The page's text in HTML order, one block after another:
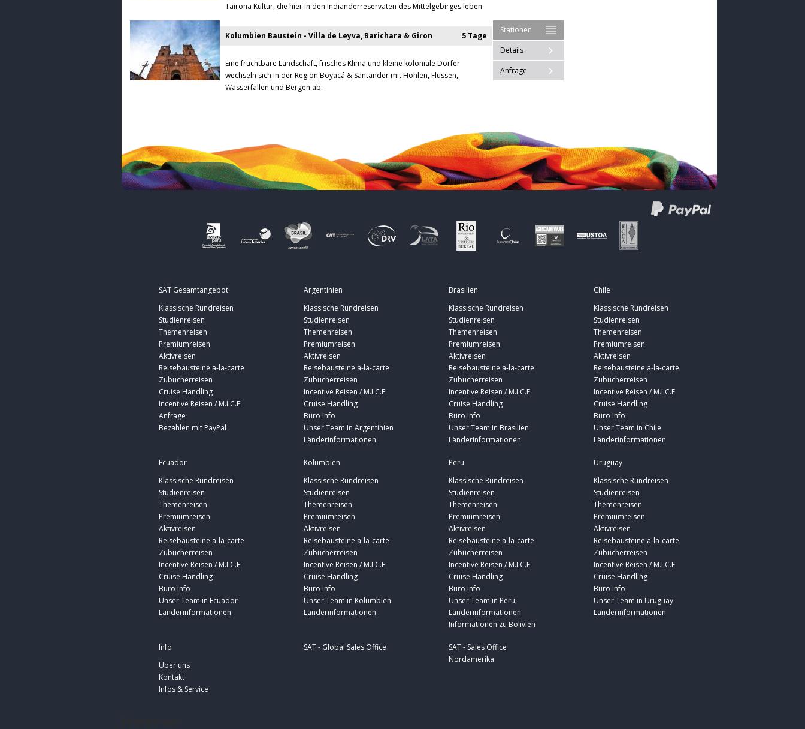
Tairona Kultur, die hier in den Indianderreservaten des Mittelgebirges leben.
Kolumbien Baustein - Villa de Leyva, Barichara & Giron 5 Tage
Eine fruchtbare Landschaft, frisches Klima und kleine koloniale Dörfer
wechseln sich in der Region Boyacá & Santander mit Höhlen, Flüssen,
Wasserfällen und Bergen ab.
Stationen
Details
Anfrage
SAT Gesamtangebot
Klassische Rundreisen
Studienreisen
Themenreisen
Premiumreisen
Aktivreisen
Reisebausteine a-la-carte
Zubucherreisen
Cruise Handling
Incentive Reisen / M.I.C.E
Anfrage
Bezahlen mit PayPal
Argentinien
Klassische Rundreisen
Studienreisen
Themenreisen
Premiumreisen
Aktivreisen
Reisebausteine a-la-carte
Zubucherreisen
Incentive Reisen / M.I.C.E
Cruise Handling
Büro Info
Unser Team in Argentinien
Länderinformationen
Brasilien
Klassische Rundreisen
Studienreisen
Themenreisen
Premiumreisen
Aktivreisen
Reisebausteine a-la-carte
Zubucherreisen
Incentive Reisen / M.I.C.E
Cruise Handling
Büro Info
Unser Team in Brasilien
Länderinformationen
Chile
Klassische Rundreisen
Studienreisen
Themenreisen
Premiumreisen
Aktivreisen
Reisebausteine a-la-carte
Zubucherreisen
Incentive Reisen / M.I.C.E
Cruise Handling
Büro Info
Unser Team in Chile
Länderinformationen
Ecuador
Klassische Rundreisen
Studienreisen
Themenreisen
Premiumreisen
Aktivreisen
Reisebausteine a-la-carte
Zubucherreisen
Incentive Reisen / M.I.C.E
Cruise Handling
Büro Info
Unser Team in Ecuador
Länderinformationen
Kolumbien
Klassische Rundreisen
Studienreisen
Themenreisen
Premiumreisen
Aktivreisen
Reisebausteine a-la-carte
Zubucherreisen
Incentive Reisen / M.I.C.E
Cruise Handling
Büro Info
Unser Team in Kolumbien
Länderinformationen
Peru
Klassische Rundreisen
Studienreisen
Themenreisen
Premiumreisen
Aktivreisen
Reisebausteine a-la-carte
Zubucherreisen
Incentive Reisen / M.I.C.E
Cruise Handling
Büro Info
Unser Team in Peru
Länderinformationen
Informationen zu Bolivien
Uruguay
Klassische Rundreisen
Studienreisen
Themenreisen
Premiumreisen
Aktivreisen
Reisebausteine a-la-carte
Zubucherreisen
Incentive Reisen / M.I.C.E
Cruise Handling
Büro Info
Unser Team in Uruguay
Länderinformationen
Info
Über uns
Kontakt
Infos & Service
SAT - Global Sales Office
SAT - Sales Office
Nordamerika